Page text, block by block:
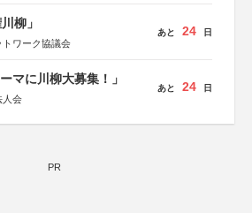
柳」
ワーク協議会
あと 24 日
マに川柳大募集！」
人会
あと 24 日
PR